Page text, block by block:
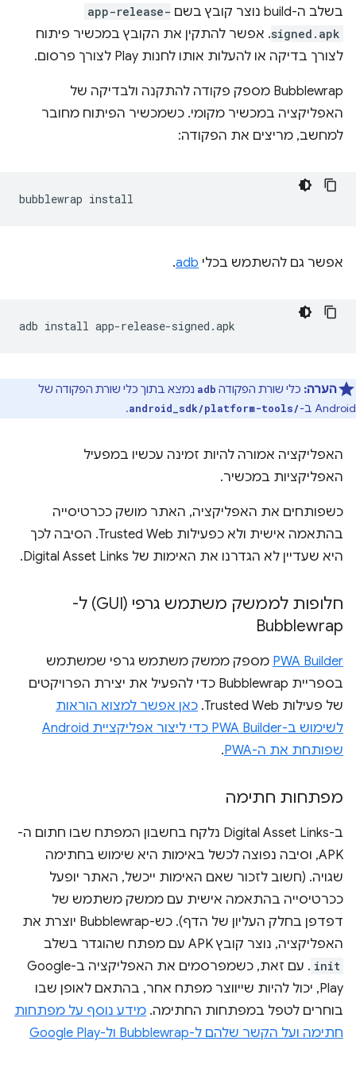
בשלב ה-build נוצר קובץ בשם
app-release-
signed.apk. אפשר להתקין את הקובץ במכשיר פיתוח
לצורך בדיקה או להעלות אותו לחנות Play לצורך פרסום.
‫Bubblewrap מספק פקודה להתקנה ולבדיקה של
האפליקציה במכשיר מקומי. כשמכשיר הפיתוח מחובר
למחשב, מריצים את הפקודה:
bubblewrap
אפשר גם להשתמש בכלי adb
.
adb install
הערה: כלי שורת הפקודה adb נמצא בתוך כלי שורת הפקודה של
Android ב-
android_sdk/platform-tools/
.
האפליקציה אמורה להיות זמינה עכשיו במפעיל
האפליקציות במכשיר.
כשפותחים את האפליקציה, האתר מושק ככרטיסייה
בהתאמה אישית ולא כפעילות Trusted Web. הסיבה לכך
היא שעדיין לא הגדרנו את האימות של Digital Asset Links.
חלופות לממשק משתמש גרפי (GUI) ל-
Bubblewrap
PWA Builder מספק ממשק משתמש גרפי שמשתמש
בספריית Bubblewrap כדי להפעיל את יצירת הפרויקטים
של פעילות Trusted Web.
כאן אפשר למצוא הוראות
לשימוש ב-PWA Builder כדי ליצור אפליקציית Android
שפותחת את ה-PWA
.
מפתחות חתימה
ב-Digital Asset Links נלקח בחשבון המפתח שבו חתום ה-
APK, וסיבה נפוצה לכשל באימות היא שימוש בחתימה
שגויה. (חשוב לזכור שאם האימות ייכשל, האתר יופעל
ככרטיסייה בהתאמה אישית עם ממשק משתמש של
דפדפן בחלק העליון של הדף). כש-Bubblewrap יוצרת את
האפליקציה, נוצר קובץ APK עם מפתח שהוגדר בשלב
init
. עם זאת, כשמפרסמים את האפליקציה ב-Google
Play, יכול להיות שייווצר מפתח אחר, בהתאם לאופן שבו
בוחרים לטפל במפתחות החתימה. מידע נוסף על מפתחות
חתימה ועל הקשר שלהם ל-Bubblewrap ול-Google Play